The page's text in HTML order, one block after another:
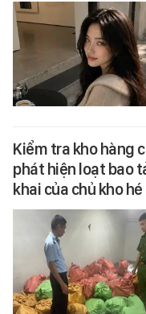
Kiểm tra kho hàng
phát hiện loạt bao
khai của chủ kho